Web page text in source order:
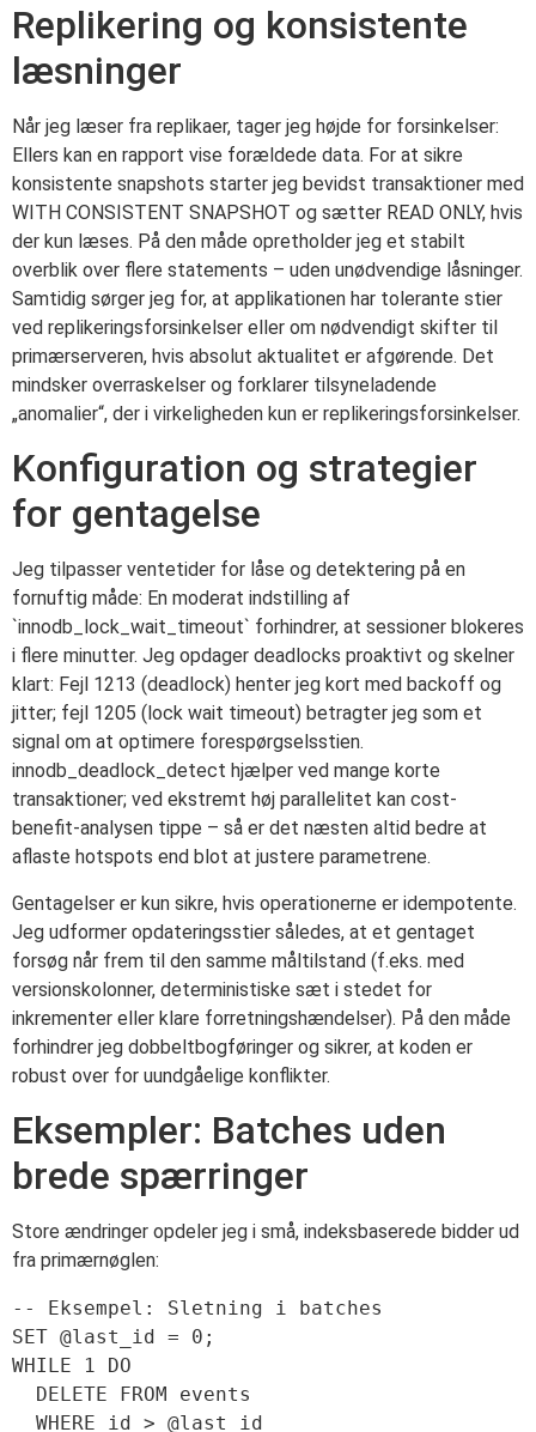
Replikering og konsistente
læsninger
Når jeg læser fra replikaer, tager jeg højde for forsinkelser:
Ellers kan en rapport vise forældede data. For at sikre
konsistente snapshots starter jeg bevidst transaktioner med
WITH CONSISTENT SNAPSHOT og sætter READ ONLY, hvis
der kun læses. På den måde opretholder jeg et stabilt
overblik over flere statements – uden unødvendige låsninger.
Samtidig sørger jeg for, at applikationen har tolerante stier
ved replikeringsforsinkelser eller om nødvendigt skifter til
primærserveren, hvis absolut aktualitet er afgørende. Det
mindsker overraskelser og forklarer tilsyneladende
„anomalier“, der i virkeligheden kun er replikeringsforsinkelser.
Konfiguration og strategier
for gentagelse
Jeg tilpasser ventetider for låse og detektering på en
fornuftig måde: En moderat indstilling af
`innodb_lock_wait_timeout` forhindrer, at sessioner blokeres
i flere minutter. Jeg opdager deadlocks proaktivt og skelner
klart: Fejl 1213 (deadlock) henter jeg kort med backoff og
jitter; fejl 1205 (lock wait timeout) betragter jeg som et
signal om at optimere forespørgselsstien.
innodb_deadlock_detect hjælper ved mange korte
transaktioner; ved ekstremt høj parallelitet kan cost-
benefit-analysen tippe – så er det næsten altid bedre at
aflaste hotspots end blot at justere parametrene.
Gentagelser er kun sikre, hvis operationerne er idempotente.
Jeg udformer opdateringsstier således, at et gentaget
forsøg når frem til den samme måltilstand (f.eks. med
versionskolonner, deterministiske sæt i stedet for
inkrementer eller klare forretningshændelser). På den måde
forhindrer jeg dobbeltbogføringer og sikrer, at koden er
robust over for uundgåelige konflikter.
Eksempler: Batches uden
brede spærringer
Store ændringer opdeler jeg i små, indeksbaserede bidder ud
fra primærnøglen:
-- Eksempel: Sletning i batches
SET @last_id = 0;
WHILE 1 DO